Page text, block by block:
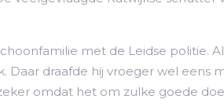
met de Leidse politie.
draafde hij vroeger wel eens
omdat het om zulke goede